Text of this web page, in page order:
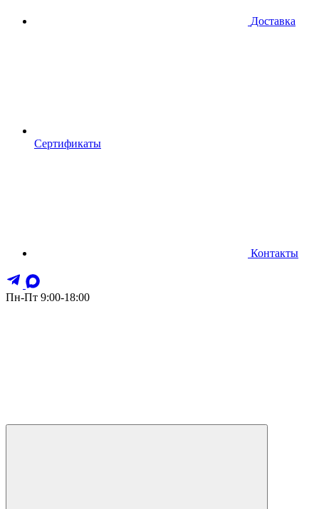
Доставка
Сертификаты
Контакты
Пн-Пт 9:00-18:00